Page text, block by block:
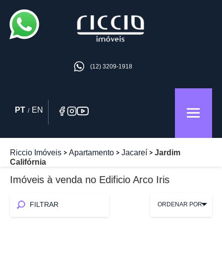
(12) 3209-1918
PT / EN
Riccio Imóveis Apartamento Jacareí
Jardim
Califórnia
Imóveis à venda no Edificio Arco Iris
FILTRAR ORDENAR POR: